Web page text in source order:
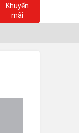
Khuyến
mãi